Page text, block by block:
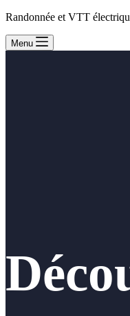
Randonnée et VTT
Menu